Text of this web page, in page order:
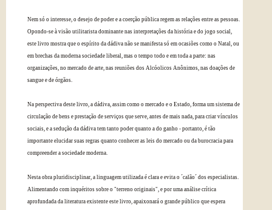
Nem só o interesse, o desejo de poder e a coerção pública regem as relações entre as pessoas.
Opondo-se à visão utilitarista dominante nas interpretações da história e do jogo social,
este livro mostra que o espírito da dádiva não se manifesta só em ocasiões como o Natal, ou
em brechas da moderna sociedade liberal, mas o tempo todo e em toda a parte: nas
organizações, no mercado de arte, nas reuniões dos Alcóolicos Anônimos, nas doações de
sangue e de órgãos.
Na perspectiva deste livro, a dádiva, assim como o mercado e o Estado, forma um sistema de
circulação de bens e prestação de serviços que serve, antes de mais nada, para criar vínculos
sociais, e a sedução da dádiva tem tanto poder quanto a do ganho - portanto, é tão
importante elucidar suas regras quanto conhecer as leis do mercado ou da burocracia para
compreender a sociedade moderna.
Nesta obra pluridisciplinar, a linguagem utilizada é clara e evita o ´calão´ dos especialistas.
Alimentando com inquéritos sobre o "terreno originais", e por uma análise crítica
aprofundada da literatura existente este livro, apaixonará o grande público que espera